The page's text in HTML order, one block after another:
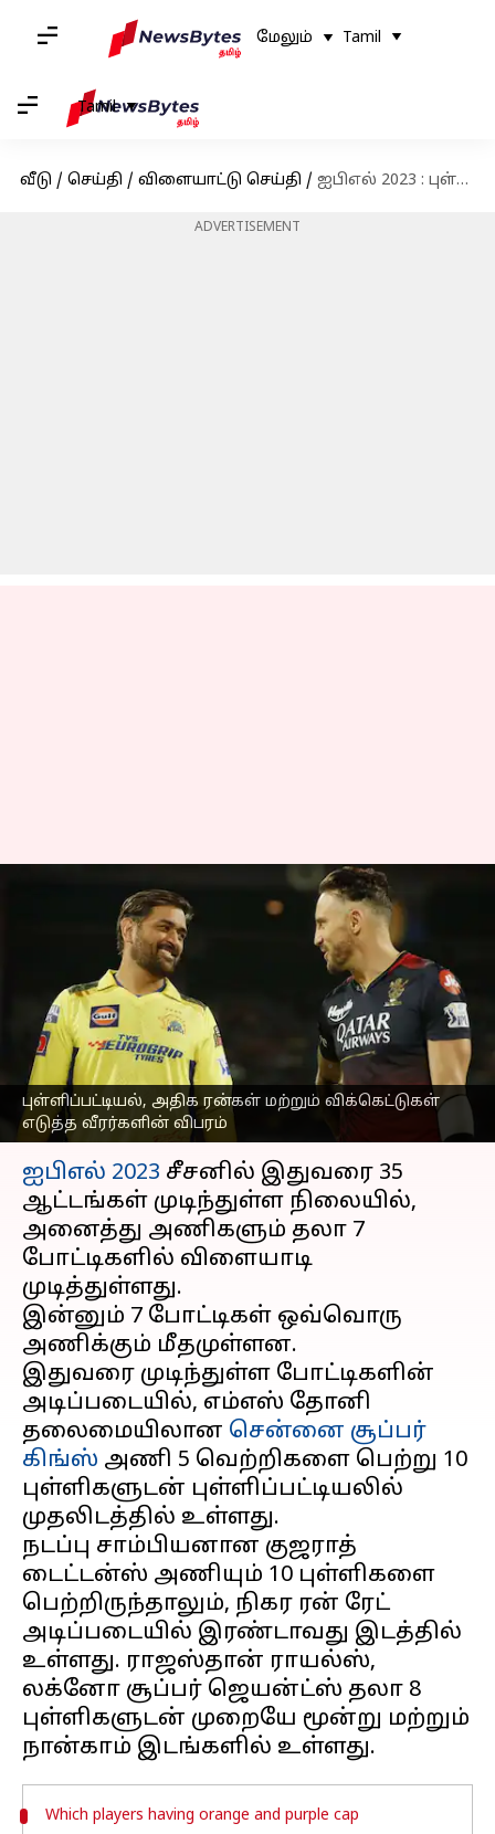
மேலும் Tamil
Tamil
வீடு / செய்தி / விளையாட்டு செய்தி / ஐபிஎல் 2023 : புள்ளிப்பட்டியல், அதிக ரன்கள் மற்றும் விக்கெட்டுகள் எடுத்த வீரர்களின் விபரம்
ADVERTISEMENT
புள்ளிப்பட்டியல், அதிக ரன்கள் மற்றும் விக்கெட்டுகள்
எடுத்த வீரர்களின் விபரம்
ஐபிஎல் 2023 :
புள்ளிப்பட்டியல், அதிக
ரன்கள் மற்றும்
விக்கெட்டுகள் எடுத்த
வீரர்களின் விபரம்
எழுதியவர் Sekar Chinnappan Apr 26, 2023 05:27 pm
செய்தி முன்னோட்டம்
ஐபிஎல் 2023 சீசனில் இதுவரை 35
ஆட்டங்கள் முடிந்துள்ள நிலையில்,
அனைத்து அணிகளும் தலா 7
போட்டிகளில் விளையாடி
முடித்துள்ளது.
இன்னும் 7 போட்டிகள் ஒவ்வொரு
அணிக்கும் மீதமுள்ளன.
இதுவரை முடிந்துள்ள போட்டிகளின்
அடிப்படையில், எம்எஸ் தோனி
தலைமையிலான சென்னை சூப்பர்
கிங்ஸ் அணி 5 வெற்றிகளை பெற்று 10
புள்ளிகளுடன் புள்ளிப்பட்டியலில்
முதலிடத்தில் உள்ளது.
நடப்பு சாம்பியனான குஜராத்
டைட்டன்ஸ் அணியும் 10 புள்ளிகளை
பெற்றிருந்தாலும், நிகர ரன் ரேட்
அடிப்படையில் இரண்டாவது இடத்தில்
உள்ளது. ராஜஸ்தான் ராயல்ஸ்,
லக்னோ சூப்பர் ஜெயன்ட்ஸ் தலா 8
புள்ளிகளுடன் முறையே மூன்று மற்றும்
Which players having orange and purple cap